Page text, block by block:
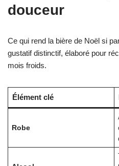
douceur
Ce qui rend la bière de Noël si
gustatif distinctif, élaboré pour
mois froids.
Élément clé
Robe